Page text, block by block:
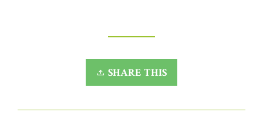
SHARE THIS